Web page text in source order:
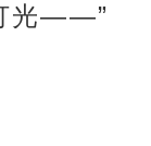
光——”